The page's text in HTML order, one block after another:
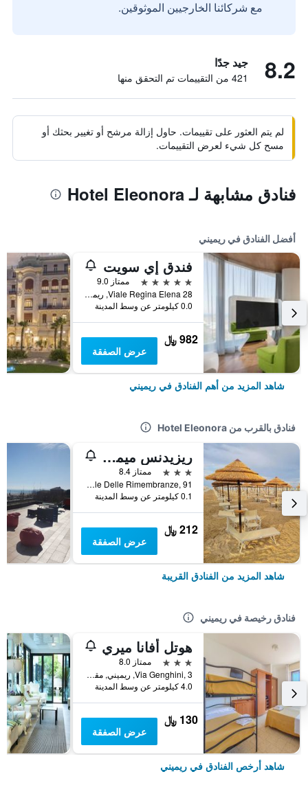
مع شركائنا الخارجيين الموثوقين.
8.2 جيد جدًا
421 من التقييمات تم التحقق منها
لم يتم العثور على تقييمات. حاول إزالة مرشح أو تغيير بحثك أو
مسح كل شيء لعرض التقييمات.
فنادق مشابهة لـ Hotel Eleonora
أفضل الفنادق في ريميني
فندق إي سويت
5 نجوم
ممتاز 9.0
Viale Regina Elena 28, ريميني, مقاطعة ريميني, إيطاليا
0.0 كيلومتر عن وسط المدينة
982 ﷼
عرض الصفقة
شاهد المزيد من أهم الفنادق في ريميني
فنادق بالقرب من Hotel Eleonora
ريزيدنس ميموسا
3 نجوم
ممتاز 8.4
Viale Delle Rimembranze, 91, ريميني, مقاطعة ريميني, إيطاليا
0.1 كيلومتر عن وسط المدينة
212 ﷼
عرض الصفقة
شاهد المزيد من الفنادق القريبة
فنادق رخيصة في ريميني
هوتل أفانا ميري
3 نجوم
ممتاز 8.0
Via Genghini, 3, ريميني, مقاطعة ريميني, إيطاليا
4.0 كيلومتر عن وسط المدينة
130 ﷼
عرض الصفقة
شاهد أرخص الفنادق في ريميني